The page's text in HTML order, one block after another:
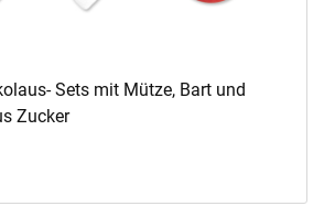
Sets mit Mütze, Bart und
Zucker